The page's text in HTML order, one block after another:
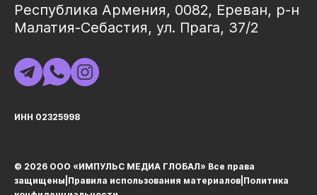
Республика Армения, 0082, Ереван, р-н
Малатия-Себастия, ул. Прага, 37/2
ИНН 02325998
© 2026 ООО «ИМПУЛЬС МЕДИА ГЛОБАЛ» Все права
защищеныㅤ|ㅤ Правила использования материалов Политика